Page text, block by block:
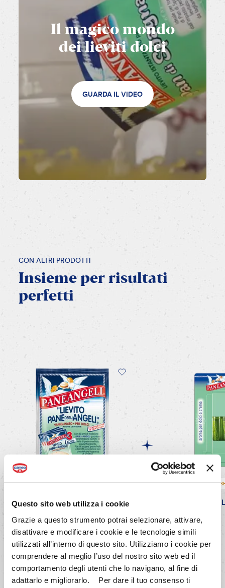
Questo sito web utilizza i cookie
Grazie a questo strumento potrai selezionare, attivare,
disattivare e modificare i cookie e le tecnologie simili
utilizzati all’interno di questo sito. Utilizziamo i cookie per
comprendere al meglio l’uso del nostro sito web ed il
comportamento degli utenti che lo navigano, al fine di
adattarlo e migliorarlo. Per dare il tuo consenso ti
Il magico mondo
dei lieviti dolci
GUARDA IL VIDEO
CON ALTRI PRODOTTI
Insieme per risultati
perfetti
Angeli
VEGANO